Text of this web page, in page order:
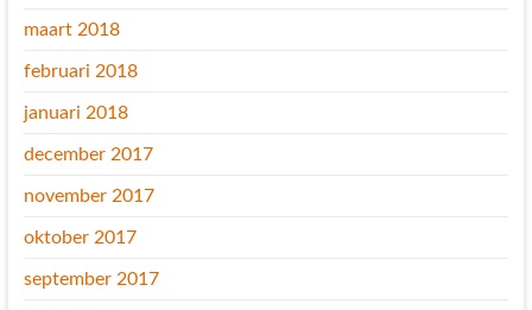
maart 2018
februari 2018
januari 2018
december 2017
november 2017
oktober 2017
september 2017